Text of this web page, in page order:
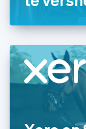
Hongkong
Ierland
English
India
English
Italië
Italiano